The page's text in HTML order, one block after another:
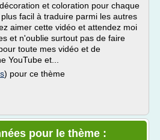
et coloration pour chaque
facil à traduire parmi les autres
aimer cette vidéo et attendez moi
et n'oublie surtout pas de faire
toute mes vidéo et de
YouTube et...
) pour ce thème
pour le thème :